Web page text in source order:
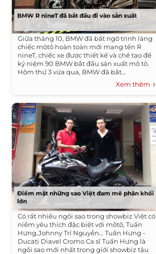
BMW R nineT đã bắt đầu đi vào sản xuất
Giữa tháng 10, BMW đã bất ngờ trình làng
chiếc môtô hoàn toàn mới mang tên R
nineT, chiếc xe được thiết kế và chế tạo để
kỷ niệm 90 BMW bắt đầu sản xuất mô tô.
Hôm thứ 3 vừa qua, BMW đã bắt...
Xem thêm
Điểm mặt những sao Việt đam mê phân khối
lớn
Có rất nhiều ngôi sao trong showbiz Việt có
niềm yêu thích đặc biệt với môtô, Tuấn
Hưng,Johnny Trí Nguyễn... Tuấn Hưng -
Ducati Diavel Cromo Ca sĩ Tuấn Hưng là
ngôi sao mới nhất trong giới showbiz tậu